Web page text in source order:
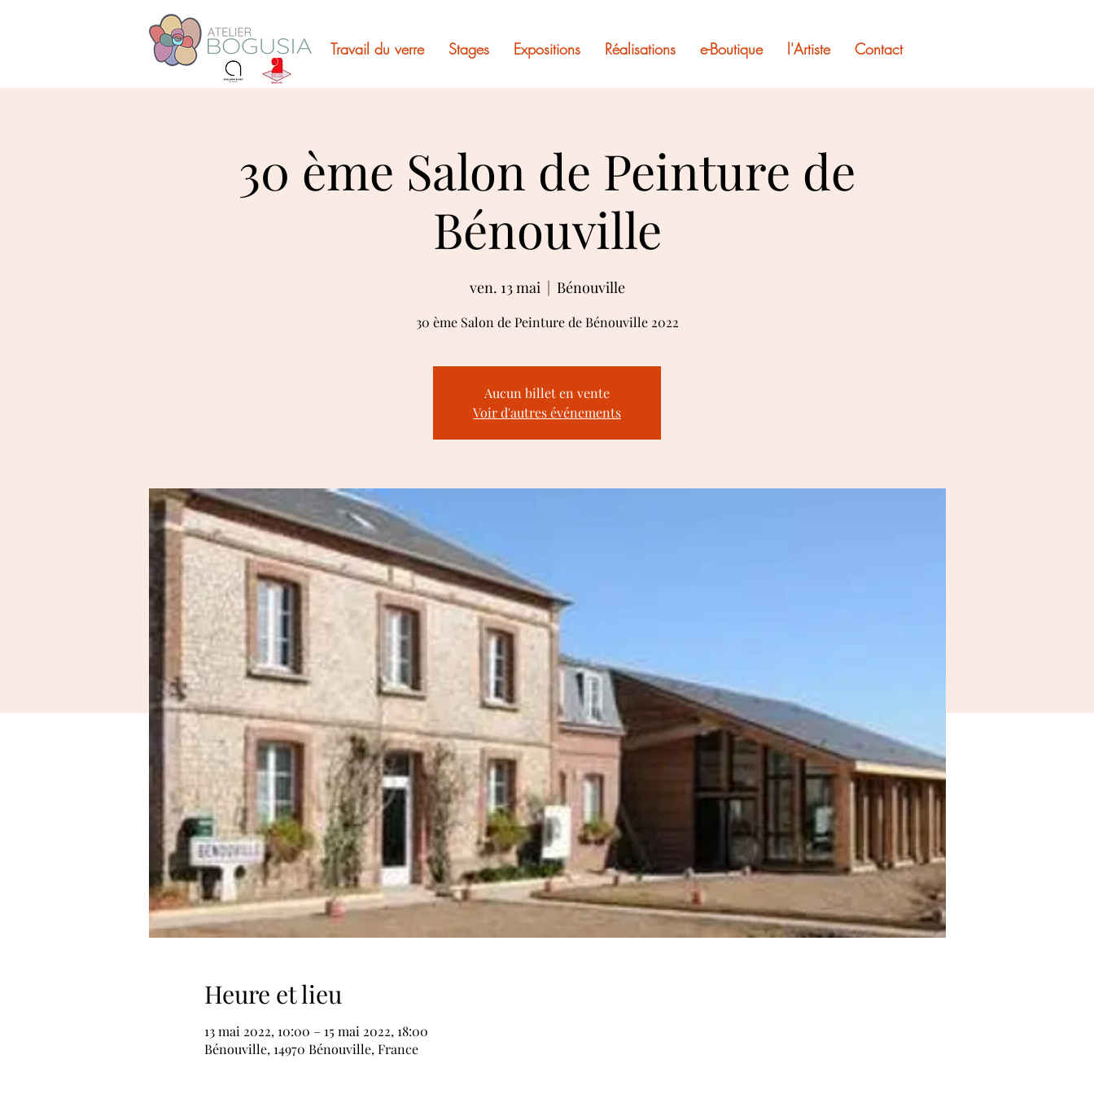
Travail du verre Stages Expositions Réalisations e-Boutique l'Artiste Contact
30 ème Salon de Peinture de
Bénouville
ven. 13 mai
  |
Bénouville
30 ème Salon de Peinture de Bénouville 2022
Aucun billet en vente
Voir d'autres événements
Heure et lieu
13 mai 2022, 10:00 – 15 mai 2022, 18:00
Bénouville, 14970 Bénouville, France